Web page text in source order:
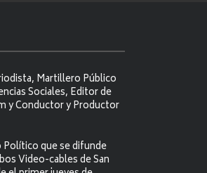
Martillero Público
Sociales, Editor de
y Conductor y Productor
que se difunde
Video-cables de San